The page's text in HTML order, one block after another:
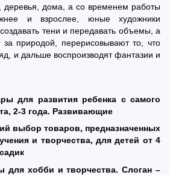
деревья, дома, а со временем работы
и взрослее, юные художники
тени и передавать объемы, а
природой, перерисовывают то, что
и дальше воспроизводят фантазии и
для развития ребенка с самого
2-3 года. Развивающие
выбор товаров, предназначенных
и творчества, для детей от 4
для хобби и творчества. Слоган –